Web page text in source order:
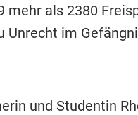
mehr als 2380
Unrecht im
und Studentin